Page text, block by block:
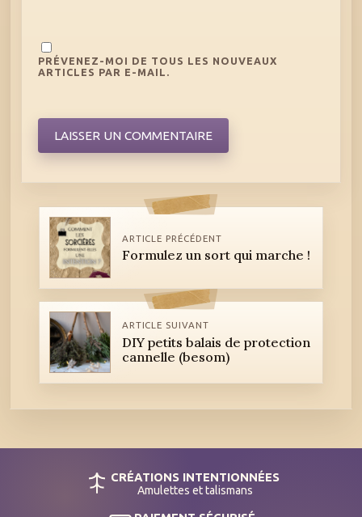
PRÉVENEZ-MOI DE TOUS LES NOUVEAUX
ARTICLES PAR E-MAIL.
ARTICLE PRÉCÉDENT
Formulez un sort qui marche !
ARTICLE SUIVANT
DIY petits balais de protection
cannelle (besom)
CRÉATIONS INTENTIONNÉES
Amulettes et talismans